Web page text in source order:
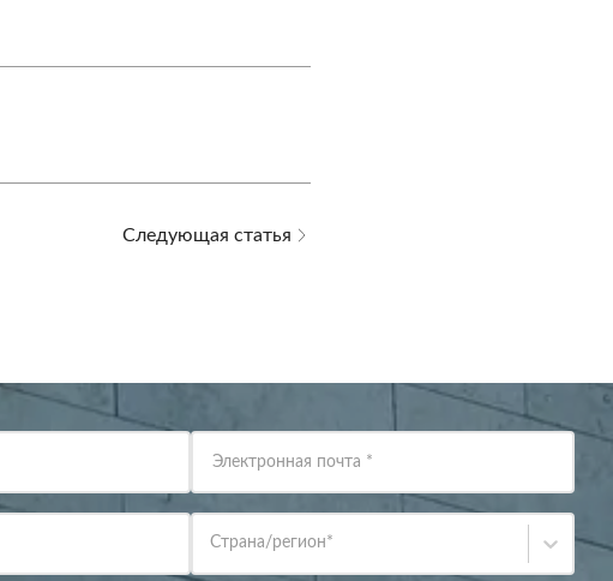
Следующая статья
Электронная почта *
Страна/регион*